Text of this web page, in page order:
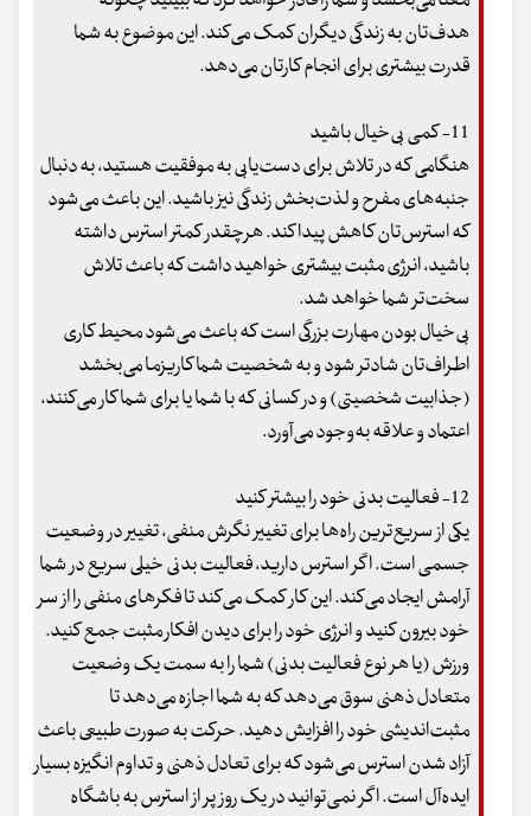
هدف‌تان به زندگی دیگران کمک می‌کند. این موضوع به شما
قدرت بیشتری برای انجام کارتان می‌دهد.
11- کمی بی‌خیال باشید
هنگامی که در تلاش برای دست‌یابی به موفقیت هستید، به دنبال
جنبه‌های مفرح و لذت‌بخش زندگی نیز باشید. این باعث می‌شود
که استرس‌تان کاهش پیدا کند. هرچقدر کمتر استرس داشته
باشید، انرژی مثبت بیشتری خواهید داشت که باعث تلاش
سخت‌تر شما خواهد شد.
بی‌خیال بودن مهارت بزرگی است که باعث می‌شود محیط کاری
اطراف‌تان شادتر شود و به شخصیت شما کاریزما می‌بخشد
(جذابیت شخصیتی) و در کسانی که با شما یا برای شما کار می‌کنند،
اعتماد و علاقه به‌وجود می‌آورد.
12- فعالیت بدنی خود را بیشتر کنید
یکی از سریع‌ترین راه‌ها برای تغییر نگرش منفی، تغییر در وضعیت
جسمی است. اگر استرس دارید، فعالیت بدنی خیلی سریع در شما
آرامش ایجاد می‌کند. این کار کمک می‌کند تا فکرهای منفی را از سر
خود بیرون کنید و انرژی خود را برای دیدن افکار مثبت جمع کنید.
ورزش (یا هر نوع فعالیت بدنی) شما را به سمت یک وضعیت
متعادل ذهنی سوق می‌دهد که به شما اجازه می‌دهد تا
مثبت‌اندیشی خود را افزایش دهید. حرکت به صورت طبیعی باعث
آزاد شدن استرس می‌شود که برای تعادل ذهنی و تداوم انگیزه بسیار
ایده‌آل است. اگر نمی‌توانید در یک روز پر از استرس به باشگاه